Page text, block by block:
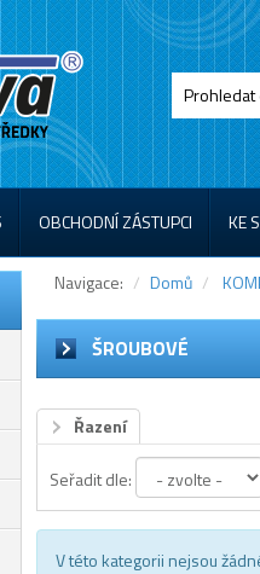
OBCHODNÍ ZÁSTUPCI KE
Navigace: Domů
ŠROUBOVÉ
Řazení
Seřadit dle:
V této kategorii nejsou